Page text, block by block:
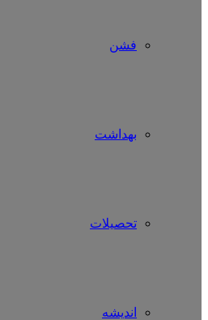
فشن
بهداشت
تحصیلات
اندیشه